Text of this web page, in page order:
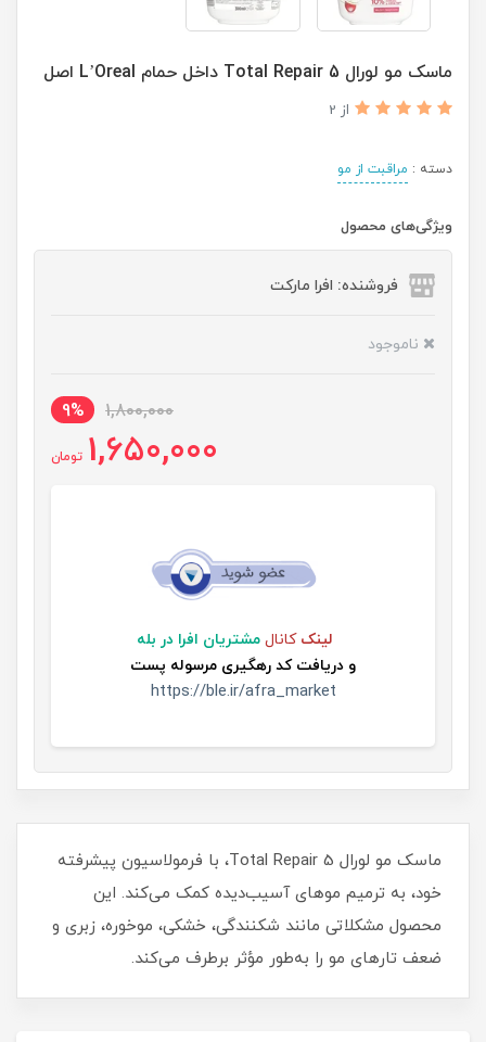
ماسک مو لورال Total Repair 5 داخل حمام L’Oreal اصل
از 2
دسته : مراقبت از مو
ویژگی‌های محصول
فروشنده: افرا مارکت
ناموجود
1,800,000
9%
1,650,000 تومان
لینک کانال مشتریان افرا در بله
و دریافت کد رهگیری مرسوله پست
https://ble.ir/afra_market
ماسک مو لورال Total Repair 5، با فرمولاسیون پیشرفته
خود، به ترمیم موهای آسیب‌دیده کمک می‌کند. این
محصول مشکلاتی مانند شکنندگی، خشکی، موخوره، زبری و
ضعف تارهای مو را به‌طور مؤثر برطرف می‌کند.